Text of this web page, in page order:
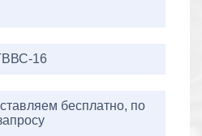
16
бесплатно, по